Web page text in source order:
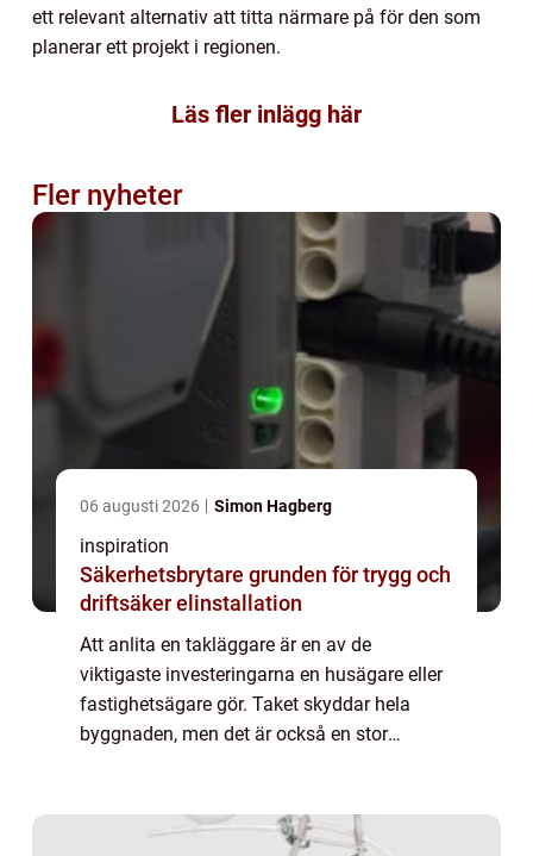
ett relevant alternativ att titta närmare på för den som
planerar ett projekt i regionen.
Läs fler inlägg här
Fler nyheter
06 augusti 2026 Simon Hagberg
inspiration
Säkerhetsbrytare grunden för trygg och
driftsäker elinstallation
Att anlita en takläggare är en av de
viktigaste investeringarna en husägare eller
fastighetsägare gör. Taket skyddar hela
byggnaden, men det är också en stor
isbildning o...